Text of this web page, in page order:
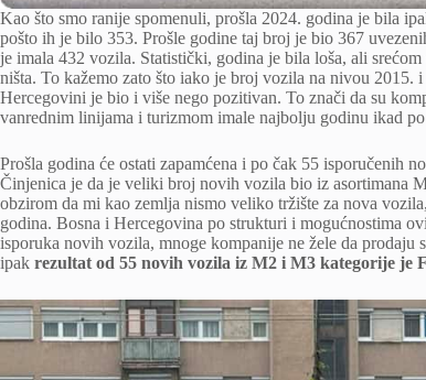
Kao što smo ranije spomenuli, prošla 2024. godina je bila
pošto ih je bilo 353. Prošle godine taj broj je bio 367
je imala 432 vozila. Statistički, godina je bila loša, ali
ništa. To kažemo zato što iako je broj vozila na nivou
Hercegovini je bio i više nego pozitivan. To znači da su
vanrednim linijama i turizmom imale najbolju godinu ikad
Prošla godina će ostati zapamćena i po čak 55 isporučenih
Činjenica je da je veliki broj novih vozila bio iz asortimana
obzirom da mi kao zemlja nismo veliko tržište za nova
godina. Bosna i Hercegovina po strukturi i mogućnostima
isporuka novih vozila, mnoge kompanije ne žele da prodaju
ipak rezultat od 55 novih vozila iz M2 i M3 kategorije je